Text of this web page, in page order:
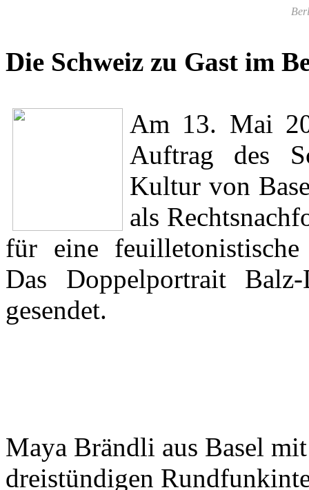
Die Schweiz zu Gast im
Am 13. Mai
Auftrag des
Kultur von
als
für eine
Das Doppelportrait
gesendet.
Maya Brändli aus Basel
dreistündigen